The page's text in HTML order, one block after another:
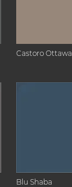
Castoro Ottawa
Blu Shaba